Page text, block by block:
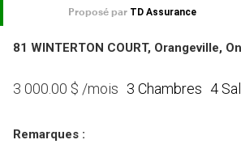
81 WINTERTON COURT, Orangeville,
3 000.00 $ /mois 3 Chambres 4
Remarques :